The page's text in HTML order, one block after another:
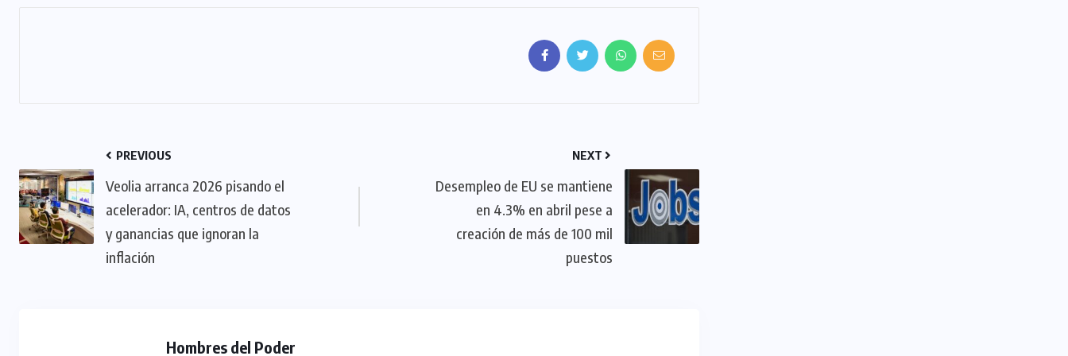
PREVIOUS
Veolia arranca 2026 pisando el
acelerador: IA, centros de datos
y ganancias que ignoran la
inflación
NEXT
Desempleo de EU se mantiene
en 4.3% en abril pese a
creación de más de 100 mil
puestos
Hombres del Poder